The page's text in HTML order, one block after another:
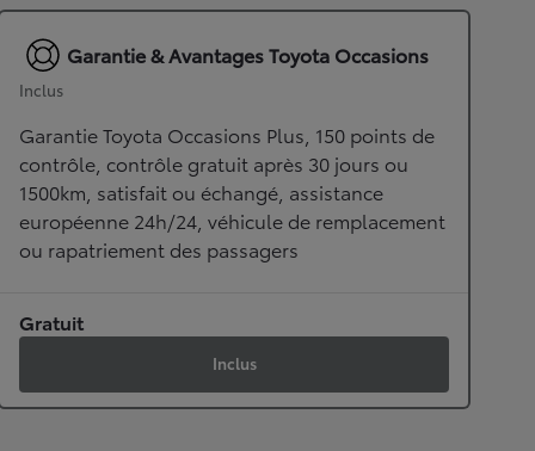
Garantie & Avantages Toyota Occasions
Inclus
Garantie Toyota Occasions Plus, 150 points de
contrôle, contrôle gratuit après 30 jours ou
1500km, satisfait ou échangé, assistance
européenne 24h/24, véhicule de remplacement
ou rapatriement des passagers
Gratuit
Inclus